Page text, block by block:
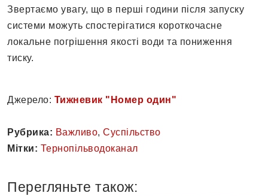
Звертаємо увагу, що в перші години після запуску
системи можуть спостерігатися короткочасне
локальне погрішення якості води та пониження
тиску.
Джерело: Тижневик "Номер один"
Рубрика: Важливо, Суспільство
Мітки: Тернопільводоканал
Перегляньте також: